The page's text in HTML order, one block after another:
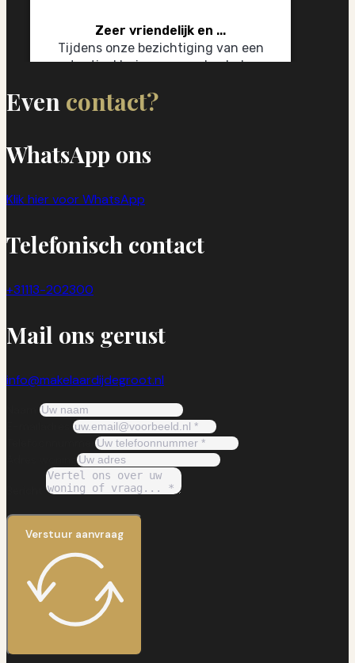
Even contact?
WhatsApp ons
Klik hier voor WhatsApp
Telefonisch contact
+31113-202300
Mail ons gerust
info@makelaardijdegroot.nl
Verstuur aanvraag